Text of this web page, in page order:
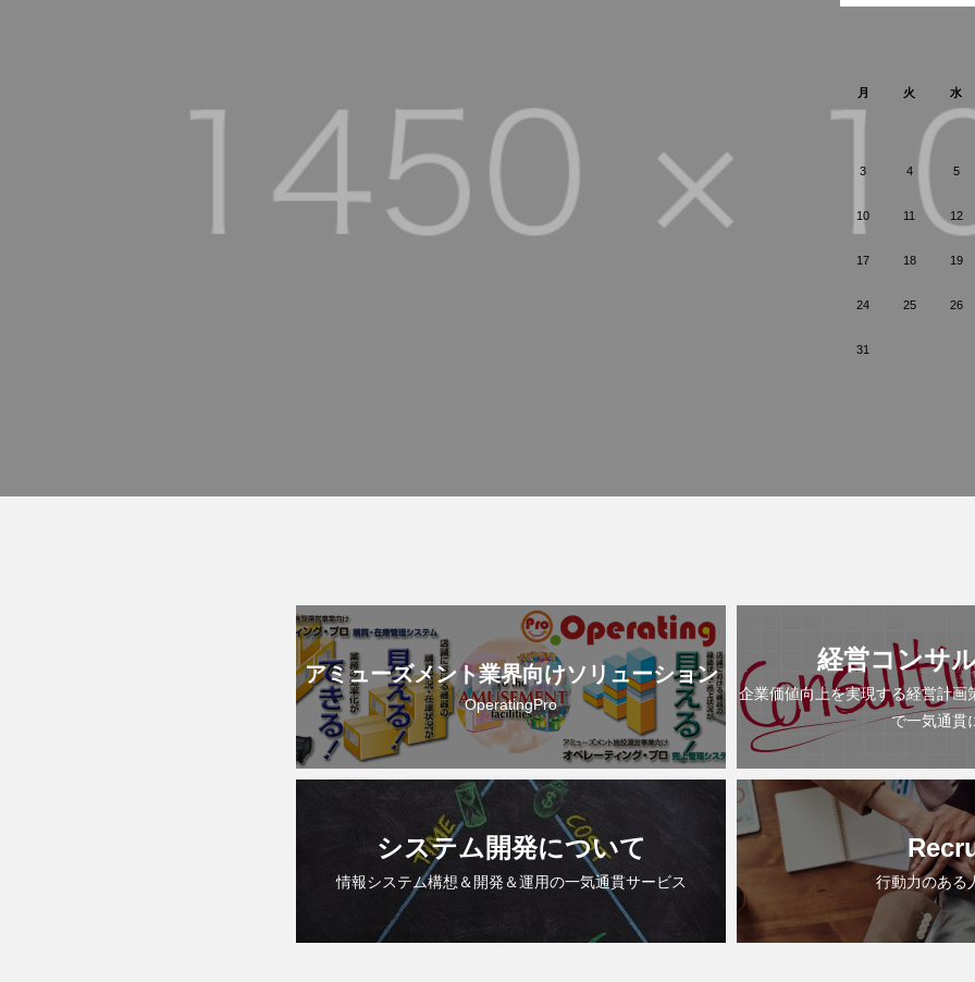
月 火 水
3 4 5
10 11 12
17 18 19
24 25 26
31
アミューズメント業界向けソリューション
OperatingPro
経営コンサ
企業価値向上を実現する経営計画
で一気通貫
システム開発について
情報システム構想＆開発＆運用の一気通貫サービス 行動力のある